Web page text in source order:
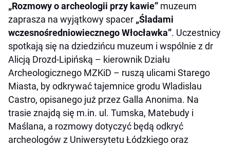
„Rozmowy o archeologii przy kawie” muzeum
zaprasza na wyjątkowy spacer „Śladami
wczesnośredniowiecznego Włocławka”. Uczestnicy
spotkają się na dziedzińcu muzeum i wspólnie z dr
Alicją Drozd-Lipińską – kierownik Działu
Archeologicznego MZKiD – ruszą ulicami Starego
Miasta, by odkrywać tajemnice grodu Wladislau
Castro, opisanego już przez Galla Anonima. Na
trasie znajdą się m.in. ul. Tumska, Matebudy i
Maślana, a rozmowy dotyczyć będą odkryć
archeologów z Uniwersytetu Łódzkiego oraz